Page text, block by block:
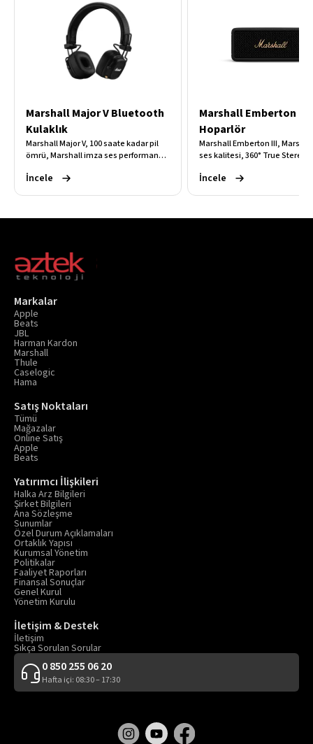
Marshall Major V Bluetooth
Kulaklık
Marshall Major V, 100 saate kadar pil
ömrü, Marshall imza ses performansı,
şarj desteğiyle üstün konfor ve
İncele
Marshall Emberton III
Hoparlör
Marshall Emberton III,
ses kalitesi, 360° True
ömrü ve IP67 dayanıklılığıyla
İncele
Markalar
Apple
Beats
JBL
Harman Kardon
Marshall
Thule
Caselogic
Hama
Satış Noktaları
Tümü
Mağazalar
Online Satış
Apple
Beats
Yatırımcı İlişkileri
Halka Arz Bilgileri
Şirket Bilgileri
Ana Sözleşme
Sunumlar
Özel Durum Açıklamaları
Ortaklık Yapısı
Kurumsal Yönetim
Politikalar
Faaliyet Raporları
Finansal Sonuçlar
Genel Kurul
Yönetim Kurulu
İletişim & Destek
İletişim
Sıkça Sorulan Sorular
0 850 255 06 20
Hafta içi: 08:30 – 17:30